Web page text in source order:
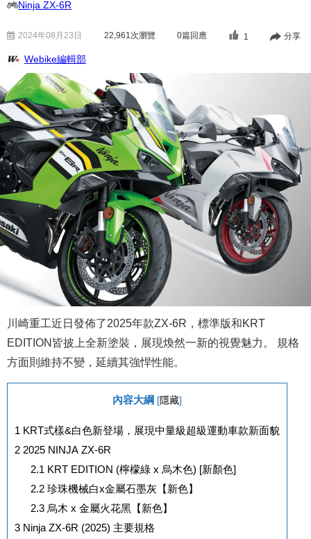
Ninja ZX-6R
2024年08月23日 22,961 次瀏覽 0篇回應 1 分享
Webike編輯部
川崎重工近日發佈了2025年款ZX-6R，標準版和KRT
EDITION皆披上全新塗裝，展現煥然一新的視覺魅力。 規格
方面則維持不變，延續其強悍性能。
內容大綱 [隱藏]
1 KRT式樣&白色新登場，展現中量級超級運動車款新面貌
2 2025 NINJA ZX-6R
2.1 KRT EDITION (檸檬綠 x 烏木色) [新顏色]
2.2珍珠機械白x金屬石墨灰【新色】
2.3烏木 x 金屬火花黑【新色】
3 Ninja ZX-6R (2025) 主要規格